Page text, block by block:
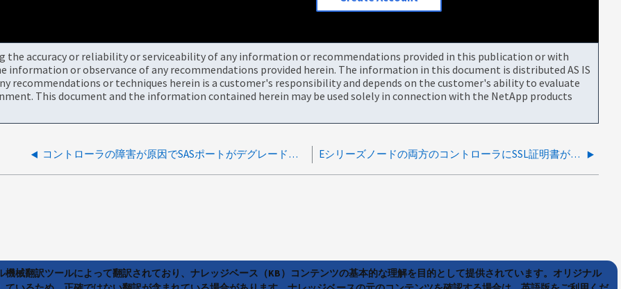
the accuracy or reliability or serviceability of any information or recommendations provided in this publication or with
information or observance of any recommendations provided herein. The information in this document is distributed AS IS
or techniques herein is a customer's responsibility and depends on the customer's ability to evaluate
This document and the information contained herein may be used solely in connection with the NetApp products
コントローラの障害が原因でSASポートがデグレード状態およびドロワーがデグレード状態になりました Eシリーズノードの両方のコントローラにSSL証明書が適用されていません
機械翻訳ツールによって翻訳されており、ナレッジベース（KB）コンテンツの基本的な理解を目的として提供されています。オリジナル